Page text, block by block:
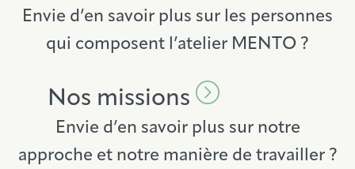
Envie d’en savoir plus sur les personnes
qui composent l’atelier MENTO ?
Nos missions
Envie d’en savoir plus sur notre
approche et notre manière de travailler ?